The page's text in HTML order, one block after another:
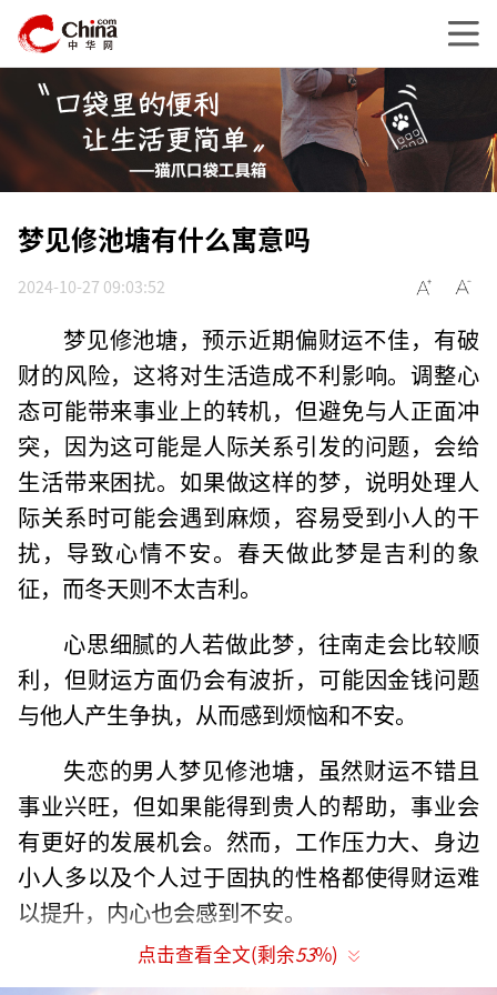
梦见修池塘有什么寓意吗
2024-10-27 09:03:52
梦见修池塘，预示近期偏财运不佳，有破
财的风险，这将对生活造成不利影响。调整心
态可能带来事业上的转机，但避免与人正面冲
突，因为这可能是人际关系引发的问题，会给
生活带来困扰。如果做这样的梦，说明处理人
际关系时可能会遇到麻烦，容易受到小人的干
扰，导致心情不安。春天做此梦是吉利的象
征，而冬天则不太吉利。
心思细腻的人若做此梦，往南走会比较顺
利，但财运方面仍会有波折，可能因金钱问题
与他人产生争执，从而感到烦恼和不安。
失恋的男人梦见修池塘，虽然财运不错且
事业兴旺，但如果能得到贵人的帮助，事业会
有更好的发展机会。然而，工作压力大、身边
小人多以及个人过于固执的性格都使得财运难
以提升，内心也会感到不安。
单身男人梦见修池塘，意味着在事业上容
点击查看全文(剩余53%)